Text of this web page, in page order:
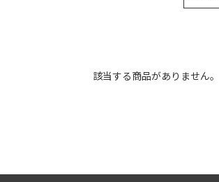
該当する商品がありません。